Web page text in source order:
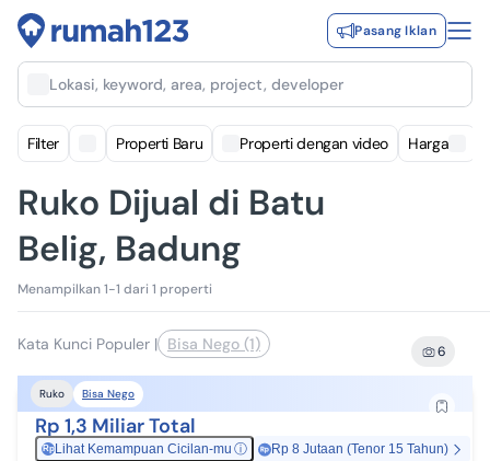
Pasang Iklan
Lokasi, keyword, area, project, developer
Filter Properti Baru Properti dengan video Harga
Ruko Dijual di Batu
Belig, Badung
Menampilkan 1-1 dari 1 properti
Kata Kunci Populer | Bisa Nego (1) 6
Ruko Bisa Nego
Rp 1,3 Miliar Total
Rp Lihat Kemampuan Cicilan-mu ⓘ Rp 8 Jutaan (Tenor 15 Tahun)